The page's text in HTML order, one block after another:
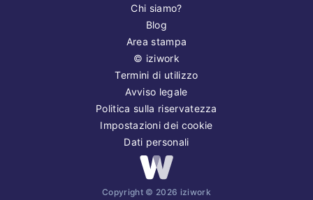
Chi siamo?
Blog
Area stampa
© iziwork
Termini di utilizzo
Avviso legale
Politica sulla riservatezza
Impostazioni dei cookie
Dati personali
Copyright © 2026 iziwork